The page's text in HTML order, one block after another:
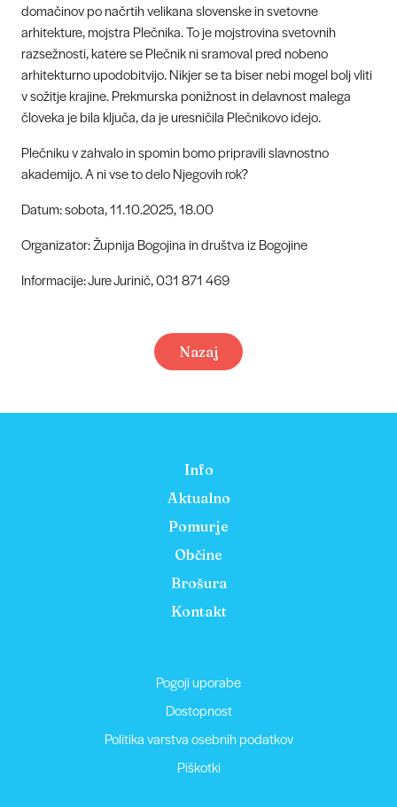
domačinov po načrtih velikana slovenske in svetovne
arhitekture, mojstra Plečnika. To je mojstrovina svetovnih
razsežnosti, katere se Plečnik ni sramoval pred nobeno
arhitekturno upodobitvijo. Nikjer se ta biser nebi mogel bolj vliti
v sožitje krajine. Prekmurska ponižnost in delavnost malega
človeka je bila ključa, da je uresničila Plečnikovo idejo.
Plečniku v zahvalo in spomin bomo pripravili slavnostno
akademijo. A ni vse to delo Njegovih rok?
Datum: sobota, 11.10.2025, 18.00
Organizator: Župnija Bogojina in društva iz Bogojine
Informacije: Jure Jurinič, 031 871 469
Nazaj
Info
Aktualno
Pomurje
Občine
Brošura
Kontakt
Pogoji uporabe
Dostopnost
Politika varstva osebnih podatkov
Piškotki